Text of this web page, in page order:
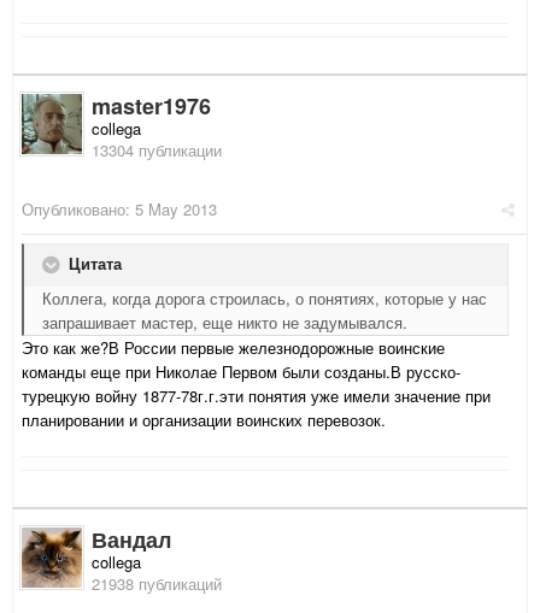
master1976
collega
13304 публикации
Опубликовано: 5 May 2013
Цитата
Коллега, когда дорога строилась, о понятиях, которые у нас
запрашивает мастер, еще никто не задумывался.
Это как же?В России первые железнодорожные воинские
команды еще при Николае Первом были созданы.В русско-
турецкую войну 1877-78г.г.эти понятия уже имели значение при
планировании и организации воинских перевозок.
Вандал
collega
21938 публикаций